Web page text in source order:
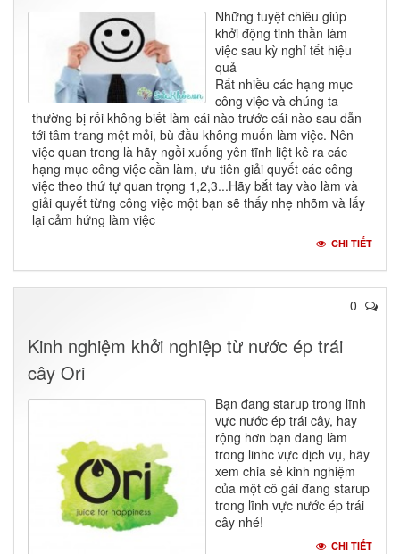
Những tuyệt chiêu giúp
khởi động tinh thần làm
việc sau kỳ nghỉ tết hiệu
quả
Rất nhiều các hạng mục
công việc và chúng ta
thường bị rối không biết làm cái nào trước cái nào sau dẫn
tới tâm trang mệt mỏi, bù đầu không muốn làm việc. Nên
việc quan trong là hãy ngồi xuống yên tĩnh liệt kê ra các
hạng mục công việc cần làm, ưu tiên giải quyết các công
việc theo thứ tự quan trọng 1,2,3...Hãy bắt tay vào làm và
giải quyết từng công việc một bạn sẽ thấy nhẹ nhõm và lấy
lại cảm hứng làm việc
CHI TIẾT
0
Kinh nghiệm khởi nghiệp từ nước ép trái
cây Ori
Bạn đang starup trong lĩnh
vực nước ép trái cây, hay
rộng hơn bạn đang làm
trong linhc vực dịch vụ, hãy
xem chia sẻ kinh nghiệm
của một cô gái đang starup
trong lĩnh vực nước ép trái
cây nhé!
CHI TIẾT